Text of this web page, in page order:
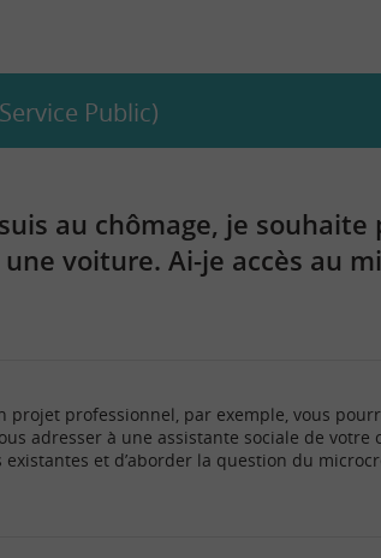
Public)
au chômage, je
voiture. Ai-je accès au
projet professionnel, par exemple, vous
adresser à une assistante sociale de
et d’aborder la question du